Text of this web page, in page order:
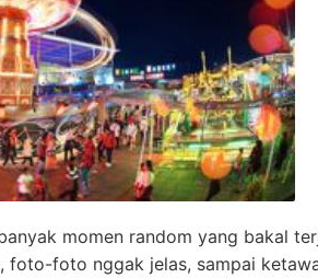
momen random yang bakal
foto-foto nggak jelas, sampai